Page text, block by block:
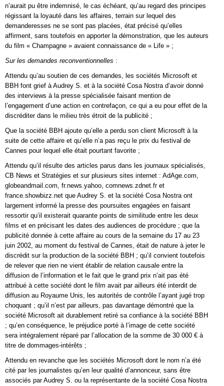
n’aurait pu être indemnisé, le cas échéant, qu’au regard des principes
régissant la loyauté dans les affaires, terrain sur lequel des
demanderesses ne se sont pas placées, état précisé qu’elles
affirment, sans toutefois en apporter la démonstration, que les auteurs
du film « Champagne » avaient connaissance de « Life » ;
Sur les demandes reconventionnelles :
Attendu qu’au soutien de ces demandes, les sociétés Microsoft et
BBH font grief à Audrey S. et à la société Cosa Nostra d’avoir donné
des interviews à la presse spécialisée faisant mention de
l’engagement d’une action en contrefaçon, ce qui a eu pour effet de la
discréditer dans le milieu très étroit de la publicité ;
Que la société BBH ajoute qu’elle a perdu son client Microsoft à la
suite de cette affaire et qu’elle n’a pas reçu le prix du festival de
Cannes pour lequel elle était pourtant favorite ;
Attendu qu’il résulte des articles parus dans les journaux spécialisés,
CB News et Stratégies et sur plusieurs sites internet : AdAge.com,
globeandmail.com, fr.news.yahoo, comnews.zdnet.fr et
france.showbizz.net que Audrey S. et la société Cosa Nostra ont
largement informé la presse des poursuites engagées en faisant
ressortir qu’il existerait quarante points de similitude entre les deux
films et en précisant les dates des audiences de procédure ; que la
publicité donnée à cette affaire au cours de la semaine du 17 au 23
juin 2002, au moment du festival de Cannes, était de nature à jeter le
discrédit sur la production de la société BBH ; qu’il convient toutefois
de relever que rien ne vient établir de relation causale entre la
diffusion de l’information et le fait que le grand prix n’ait pas été
attribué à cette société dont le film avait par ailleurs été interdit de
diffusion au Royaume Unis, les autorités de contrôle l’ayant jugé trop
choquant ; qu’il n’est par ailleurs, pas davantage démontré que la
société Microsoft ait durablement retiré sa confiance à la société BBH
; qu’en conséquence, le préjudice porté à l’image de cette société
sera intégralement réparé par l’allocation de la somme de 30 000 € à
titre de dommages-intérêts ;
Attendu en revanche que les sociétés Microsoft dont le nom n’a été
cité par les journalistes qu’en leur qualité d’annonceur, sans être
associés par Audrey S. ou la représentante de la société Cosa Nostra